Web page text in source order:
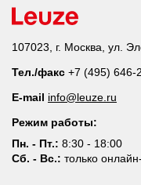
107023, г. Москва, ул.
Тел./факс +7 (495) 646-
E-mail info@leuze.ru
Режим работы:
Пн. - Пт.: 8:30 - 18:00
Сб. - Вс.: только